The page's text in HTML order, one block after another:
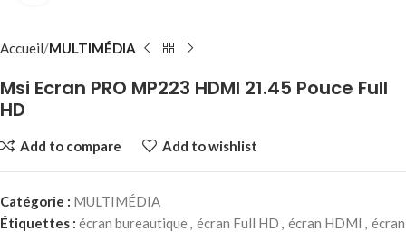
Accueil MULTIMÉDIA
Msi Ecran PRO MP223 HDMI 21.45 Pouce Full
HD
Add to compare Add to wishlist
Catégorie : MULTIMÉDIA
Étiquettes : écran bureautique, écran Full HD , écran HDMI , écran